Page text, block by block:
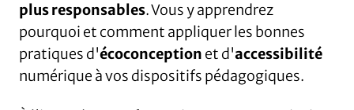
plus responsables. Vous y apprendrez
pourquoi et comment appliquer les bonnes
pratiques d'écoconception et d'accessibilité
numérique à vos dispositifs pédagogiques.